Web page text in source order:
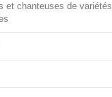
et chanteuses de variétés